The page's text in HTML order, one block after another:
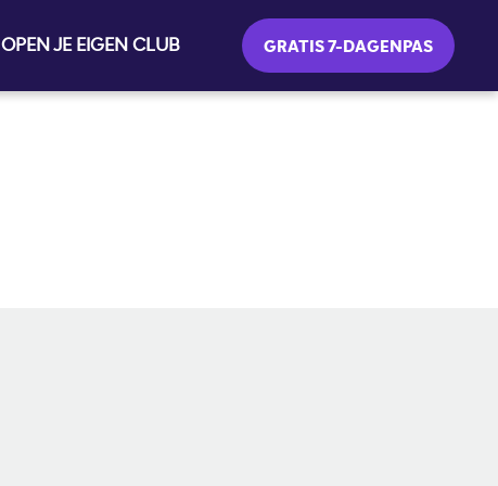
OPEN JE EIGEN CLUB GRATIS 7-DAGENPAS